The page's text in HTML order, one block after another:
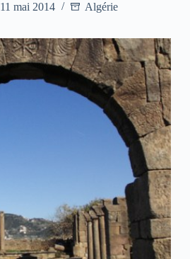
11 mai 2014 Algérie